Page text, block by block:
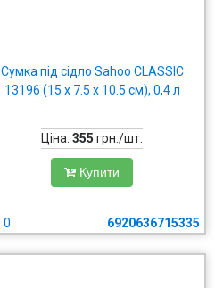
Сумка під сідло Sahoo CLASSIC
13196 (15 x 7.5 x 10.5 см), 0,4 л
Ціна:355 грн./шт.
Купити
6920636715335
0